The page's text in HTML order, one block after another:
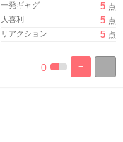
一発ギャグ
5 点
大喜利
5 点
リアクション
5 点
-
+
%100%
0